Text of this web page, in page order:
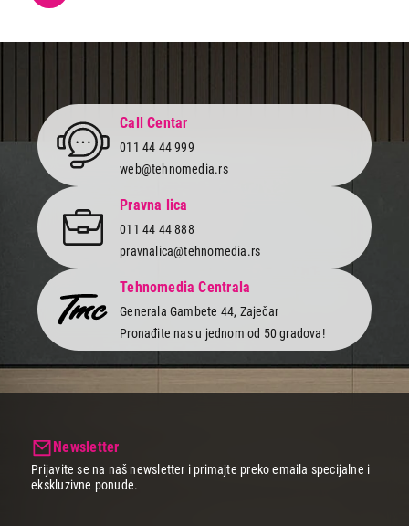
17.999,00
SKENERI
EPSON WorkForce ES-50 mobilni skener
Proizvod je dodat u korpu.
Ukupno u korpi: 0,00
Završi kupovinu
Call Centar
011 44 44 999
web@tehnomedia.rs
Pravna lica
011 44 44 888
pravnalica@tehnomedia.rs
Tehnomedia Centrala
Generala Gambete 44, Zaječar
Pronađite nas u jednom od 50 gradova!
Newsletter
Prijavite se na naš newsletter i primajte preko emaila specijalne i
ekskluzivne ponude.